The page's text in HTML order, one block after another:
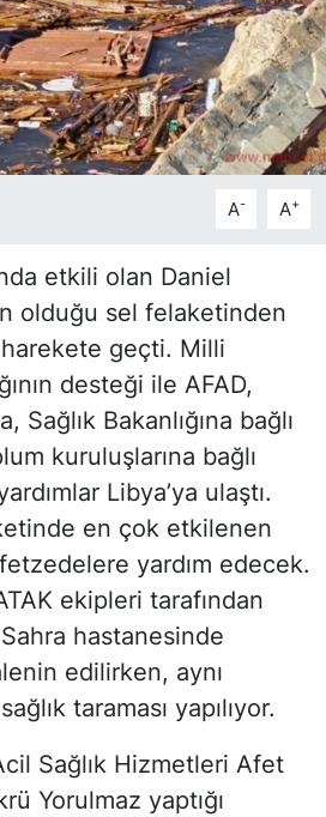
A- A+
etkili olan Daniel
olduğu sel felaketinden
geçti. Milli
desteği ile AFAD,
Sağlık Bakanlığına bağlı
kuruluşlarına bağlı
Libya’ya ulaştı.
en çok etkilenen
yardım edecek.
ekipleri tarafından
hastanesinde
edilirken, aynı
taraması yapılıyor.
Sağlık Hizmetleri Afet
Yorulmaz yaptığı